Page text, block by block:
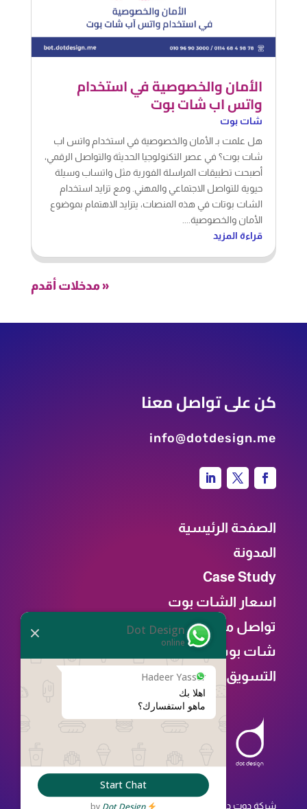
الأمان والخصوصية في استخدام
واتس اب شات بوت
شات بوت
هل علمت بـ الأمان والخصوصية في استخدام واتس اب
شات بوت؟ في عصر التكنولوجيا الحديثة والتواصل الرقمي،
أصبحت تطبيقات المراسلة الفورية مثل واتساب وسيلة
حيوية للتواصل الاجتماعي والمهني. ومع تزايد استخدام
الشات بوتات في هذه المنصات، يتزايد الاهتمام بموضوع
الأمان والخصوصية....
قراءة المزيد
« مدخلات أقدم
كن على تواصل معنا
info@dotdesign.me
الصفحة الرئيسية
المدونة
Case Study
اسعار الشات بوت
تواصل معنا
شات بوت
التسويق
شركة دوت ديزاين هي شركة متخصصة في تحسين دورة حياة
Dot Design
online
Hadeer Yasser
ماهو استفسارك؟
Start Chat
by
Dot Design